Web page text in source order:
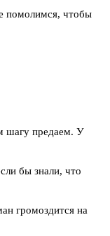
помолимся, чтобы
шагу предаем. У
бы знали, что
громоздится на